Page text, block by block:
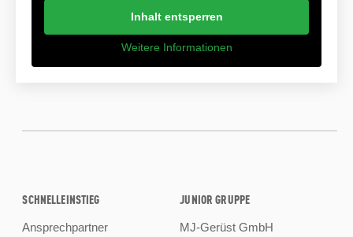
Inhalt entsperren
Weitere Informationen
SCHNELLEINSTIEG
Ansprechpartner
JUNIOR GRUPPE
MJ-Gerüst GmbH